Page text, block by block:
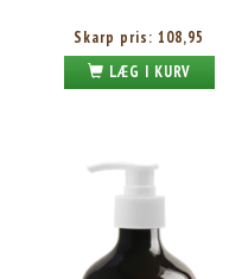
Skarp pris: 108,95
LÆG I KURV